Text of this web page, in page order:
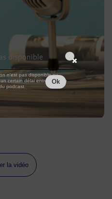
la vidéo
disponible
n'est pas disponible ou
certain délai entre la fin de
podcast.
Ok